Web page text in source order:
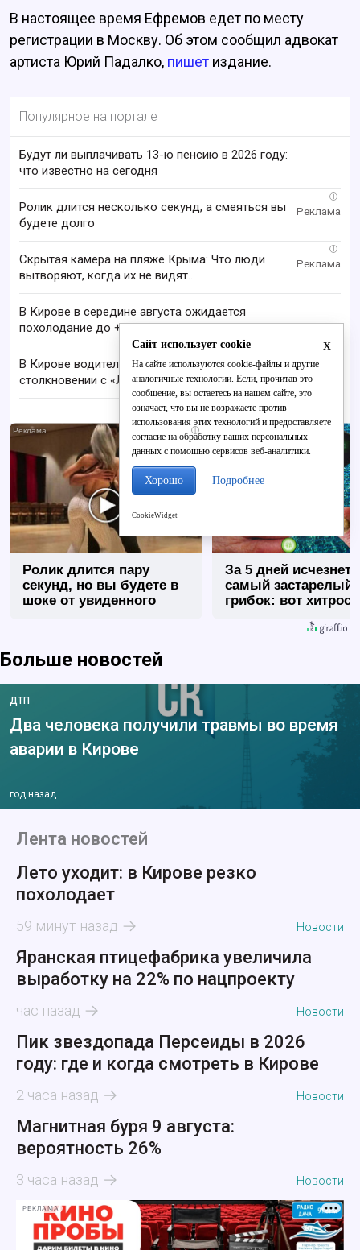
В настоящее время Ефремов едет по месту
регистрации в Москву. Об этом сообщил адвокат
артиста Юрий Падалко, пишет издание.
Популярное на портале
Будут ли выплачивать 13-ю пенсию в 2026 году:
что известно на сегодня
i
Ролик длится несколько секунд, а смеяться вы
будете долго
i
Скрытая камера на пляже Крыма: Что люди
вытворяют, когда их не видят...
В Кирове в середине августа ожидается
похолодание до +17 C
В Кирове водитель мопеда пострадал в
столкновении с «Ладой»
i
Ролик длится пару
секунд, но вы будете в
шоке от увиденного
За 5 дней исчезнет
самый застарелый
грибок: вот
Больше новостей
ДТП
Два человека получили травмы во время
аварии в Кирове
год назад
Лента новостей
Лето уходит: в Кирове резко
похолодает
59 минут назад Новости
Яранская птицефабрика увеличила
выработку на 22% по нацпроекту
час назад Новости
Пик звездопада Персеиды в 2026
году: где и когда смотреть в Кирове
2 часа назад Новости
Магнитная буря 9 августа:
вероятность 26%
3 часа назад Новости
РЕКЛАМА
x
Сайт использует cookie
На сайте используются cookie-файлы и другие
аналогичные технологии. Если, прочитав это
сообщение, вы остаетесь на нашем сайте, это
означает, что вы не возражаете против
использования этих технологий и предоставляете
согласие на обработку ваших персональных
данных с помощью сервисов веб-аналитики.
Хорошо Подробнее
CookieWidget